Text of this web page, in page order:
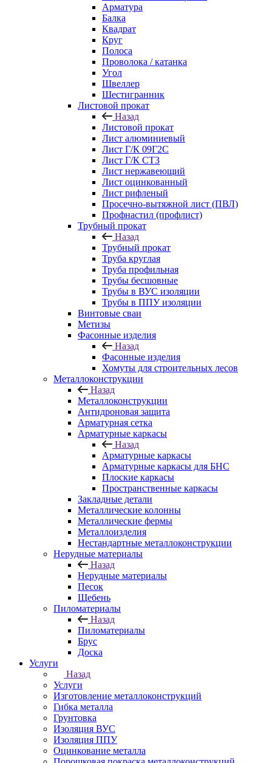
Арматура
Балка
Квадрат
Круг
Полоса
Проволока / катанка
Угол
Швеллер
Шестигранник
Листовой прокат
Назад
Листовой прокат
Лист алюминиевый
Лист Г/К 09Г2С
Лист Г/К СТ3
Лист нержавеющий
Лист оцинкованный
Лист рифленый
Просечно-вытяжной лист (ПВЛ)
Профнастил (профлист)
Трубный прокат
Назад
Трубный прокат
Труба круглая
Труба профильная
Трубы бесшовные
Трубы в ВУС изоляции
Трубы в ППУ изоляции
Винтовые сваи
Метизы
Фасонные изделия
Назад
Фасонные изделия
Хомуты для строительных лесов
Металлоконструкции
Назад
Металлоконструкции
Антидроновая защита
Арматурная сетка
Арматурные каркасы
Назад
Арматурные каркасы
Арматурные каркасы для БНС
Плоские каркасы
Пространственные каркасы
Закладные детали
Металлические колонны
Металлические фермы
Металлоизделия
Нестандартные металлоконструкции
Нерудные материалы
Назад
Нерудные материалы
Песок
Щебень
Пиломатериалы
Назад
Пиломатериалы
Брус
Доска
Услуги
Назад
Услуги
Изготовление металлоконструкций
Гибка металла
Грунтовка
Изоляция ВУС
Изоляция ППУ
Оцинкование металла